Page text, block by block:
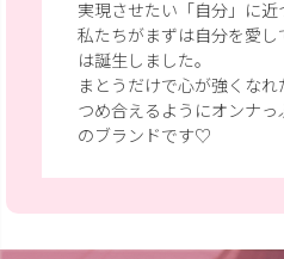
実現させたい「自分」に
私たちがまずは自分を愛
は誕生しました。
まとうだけで心が強くな
つめ合えるようにオンナっ
のブランドです♡